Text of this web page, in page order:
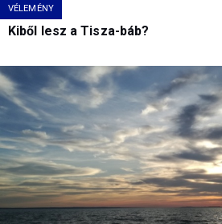
VÉLEMÉNY
Kiből lesz a Tisza-báb?